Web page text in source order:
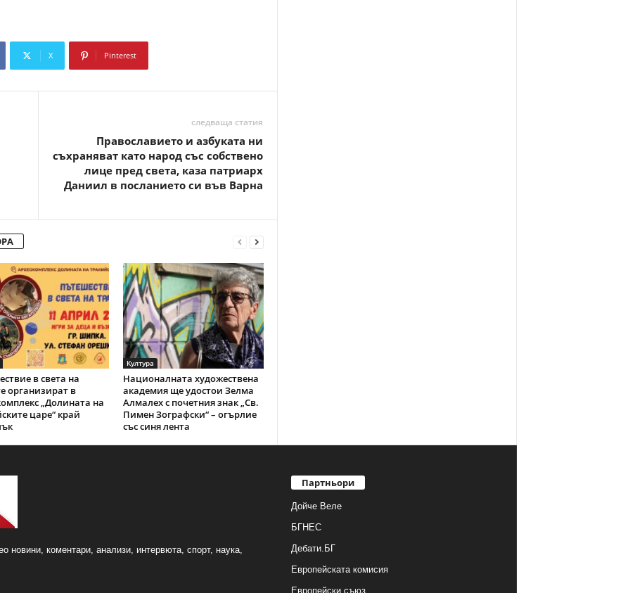
X Pinterest
следваща статия
Православието и азбуката ни
съхраняват като народ със собствено
лице пред света, каза патриарх
Даниил в посланието си във Варна
в света на
организират в
„Долината на
царе“ край
Култура
Националната художествена
академия ще удостои Зелма
Алмалех с почетния знак „Св.
Пимен Зографски“ – огърлие
със синя лента
новини, коментари, анализи, интервюта, спорт, наука,
Партньори
Дойче Веле
БГНЕС
Дебати.БГ
Европейската комисия
Европейски съюз